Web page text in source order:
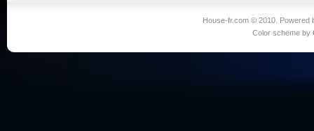
House-fr.com © 2010. Powered
Color scheme by